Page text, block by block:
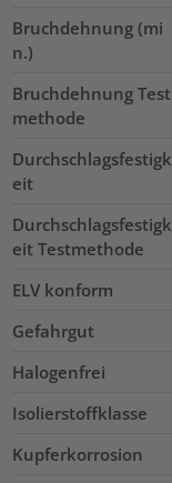
Bruchdehnung (mi
n.)
Bruchdehnung Test
methode
Durchschlagsfestigk
eit
Durchschlagsfestigk
eit Testmethode
ELV konform
Gefahrgut
Halogenfrei
Isolierstoffklasse
Kupferkorrosion